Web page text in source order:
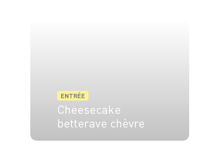
ENTRÉE
Cheesecake
betterave chèvre